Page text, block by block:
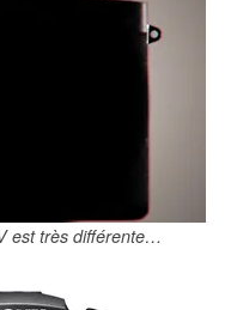
est très différente…